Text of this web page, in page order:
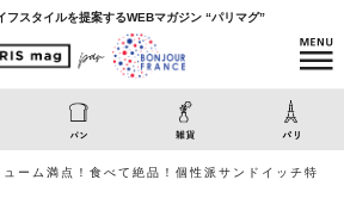
フスタイルを提案するWEBマガジン “パリマグ”
ューム満点！食べて絶品！個性派サンドイッチ特